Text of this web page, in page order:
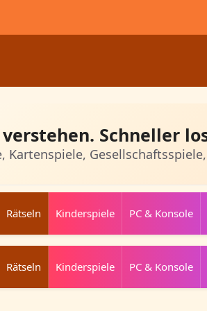
Schneller
Kartenspiele,
Rätseln Kinderspiele PC & Konsole
Rätseln Kinderspiele PC & Konsole